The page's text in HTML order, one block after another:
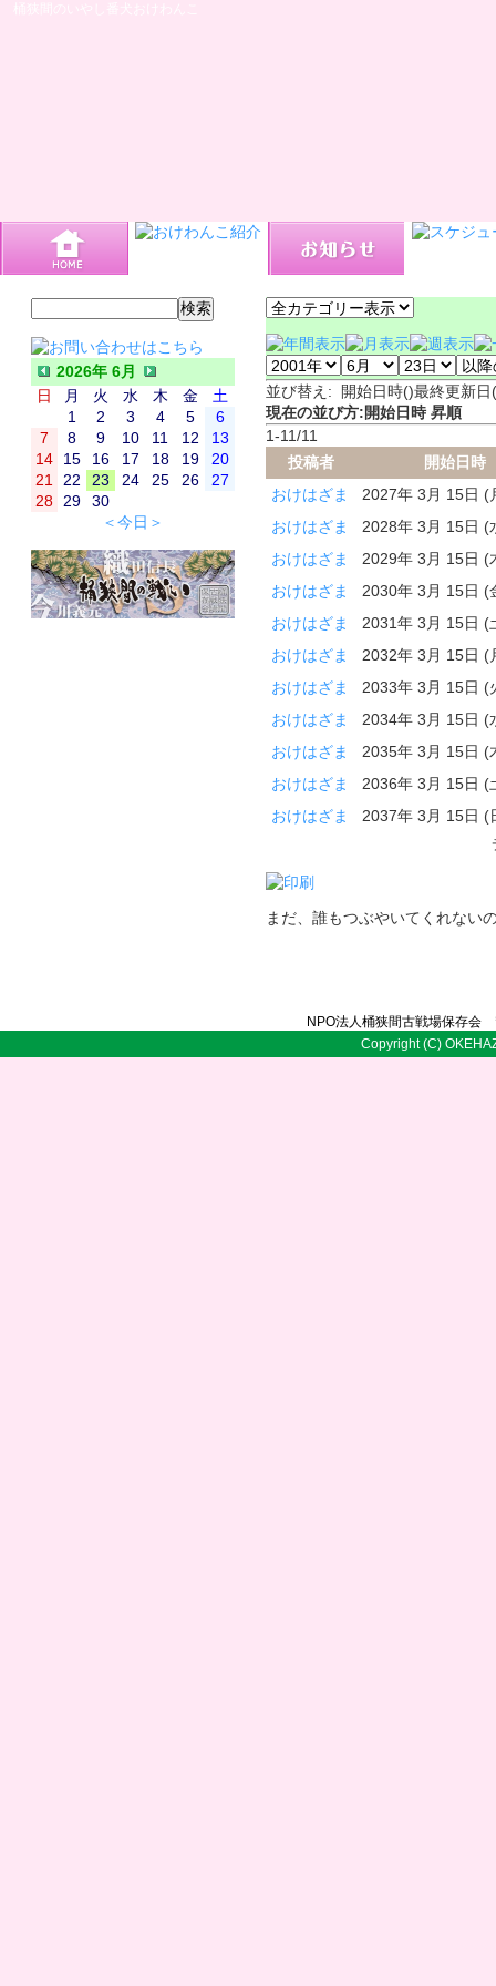
2026年 6月
日
月 火 水 木 金
土
1
2 3 4 5
6
7
8 9 10 11 12
13
14
15 16 17 18 19
20
21
22 23 24 25 26
27
28
29
30
＜今日＞
並び替え: 開始日時()最終更新日(
現在の並び方:開始日時 昇順
1-11/11
投稿者
開始日時
おけはざま
2027年 3月 15日 (
おけはざま
2028年 3月 15日 (
おけはざま
2029年 3月 15日 (
おけはざま
2030年 3月 15日 (
おけはざま
2031年 3月 15日 (
おけはざま
2032年 3月 15日 (
おけはざま
2033年 3月 15日 (
おけはざま
2034年 3月 15日 (
おけはざま
2035年 3月 15日 (
おけはざま
2036年 3月 15日 (
おけはざま
2037年 3月 15日 (
まだ、誰もつぶやいてくれな
NPO法人桶狭間古戦場保存
Copyright (C)